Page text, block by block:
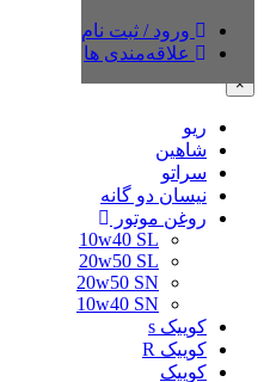
دسته‌بندی‌ها
×
ریو
شاهین
سراتو
نیسان دو گانه
روغن موتور
10w40 SL
20w50 SL
20w50 SN
10w40 SN
کوییک s
کوییک R
کوییک
ورود / ثبت نام
علاقه‌مندی ها